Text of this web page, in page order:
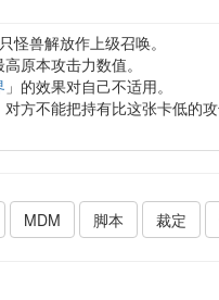
怪兽解放作上级召唤。
原本攻击力数值。
」的效果对自己不适用。
方不能把持有比这张卡低的
MDM 脚本 裁定